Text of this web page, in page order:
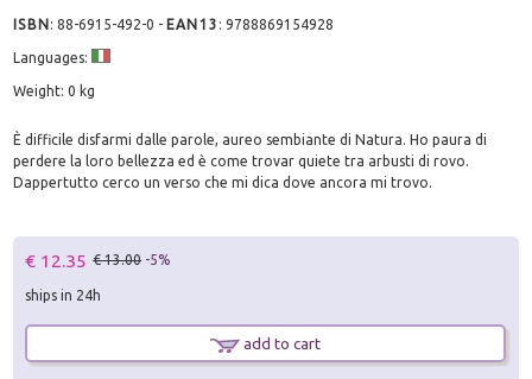
ISBN:88-6915-492-0 - EAN13 :9788869154928
Languages:
Weight: 0 kg
È difficile disfarmi dalle parole, aureo sembiante di Natura. Ho paura di
perdere la loro bellezza ed è come trovar quiete tra arbusti di rovo.
Dappertutto cerco un verso che mi dica dove ancora mi trovo.
€ 12.35 € 13.00 -5%
ships in 24h
add to cart